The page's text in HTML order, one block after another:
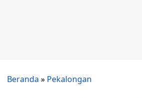
Beranda » Pekalongan